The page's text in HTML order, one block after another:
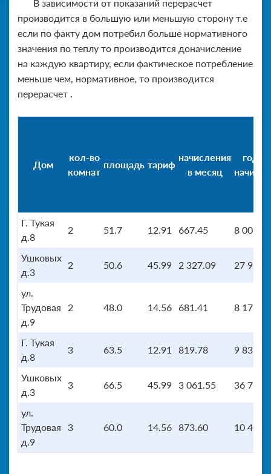
В зависимости от показаний перерасчет
производится в большую или меньшую сторону т.е
если по факту дом потребил больше нормативного
значения по теплу то производится доначисление
на каждую квартиру, если фактическое потребление
меньше чем, нормативное, то производится
перерасчет .
Дом
кол-во
комнат
площадь тариф
начисления
в месяц
Г. Тукая
д.8
2 51.7 12.91 667.45 8 009.36
Ушковых
д.3
2 50.6 45.99 2 327.09 27
ул.
Трудовая
д.9
2 48.0 14.56 681.41 8 176.92
Г. Тукая
д.8
3 63.5 12.91 819.78 9 837.42
Ушковых
д.3
3 66.5 45.99 3 061.55 36
ул.
Трудовая
д.9
3 60.0 14.56 873.60 10